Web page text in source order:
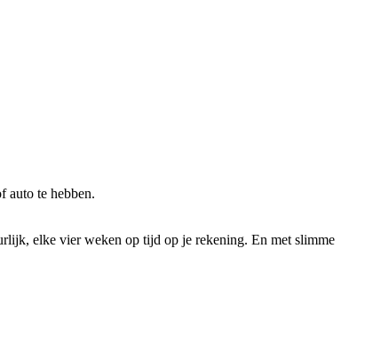
auto te hebben.
elke vier weken op tijd op je rekening. En met slimme